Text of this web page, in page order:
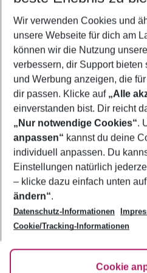
2 Erwachsene Keine Kinder
Mehr Filter
Footer
Footer navigation
Über uns
AGB
Bestpreisgarantie
Cookie-Einstellungen ändern
Cookie-Richtlinie
Agenturbetreuung
Barrierefreies Reisen
FAQ
HanseMerkur Reiseversicherung
Folge uns
Wir verwenden Cookies und
unsere Webseite für dich am
können wir die Nutzung
verbessern, dir Support bieten
und Werbung anzeigen, die
dir passen. Klicke auf „Alle
einverstanden bist. Dir reicht
„Nur notwendige Cookies“.
anpassen“ kannst du deine
individuell anpassen. Du
Einstellungen natürlich
– klicke dazu einfach unten auf
ändern“.
Datenschutz-Informationen
Cookie/Tracking-Informationen
Cookie